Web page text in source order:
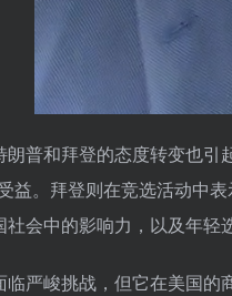
朗普和拜登的态度转变也
益。拜登则在竞选活动中
会中的影响力，以及年轻
临严峻挑战，但它在美国